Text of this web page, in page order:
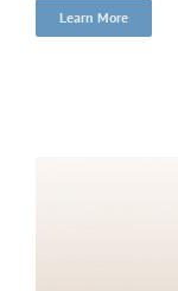
Learn More